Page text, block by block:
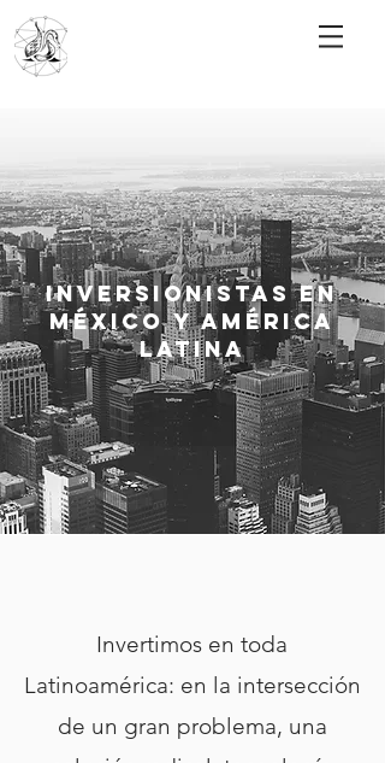
INVERSIONISTAS EN
MÉXICO Y AMÉRICA
LATINA
Invertimos en toda
Latinoamérica: en la intersección
de un gran problema, una